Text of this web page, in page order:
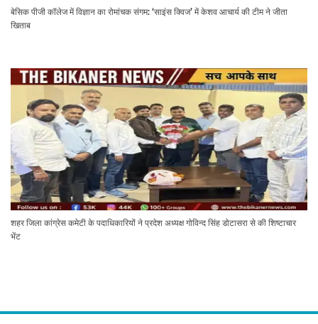
बेसिक पीजी कॉलेज में विज्ञान का रोमांचक संगम: ‘साइंस क्विज’ में केशव आचार्य की टीम ने जीता
खिताब
शहर जिला कांग्रेस कमेटी के पदाधिकारियों ने प्रदेश अध्यक्ष गोविन्द सिंह डोटासरा से की शिष्टाचार
भेंट